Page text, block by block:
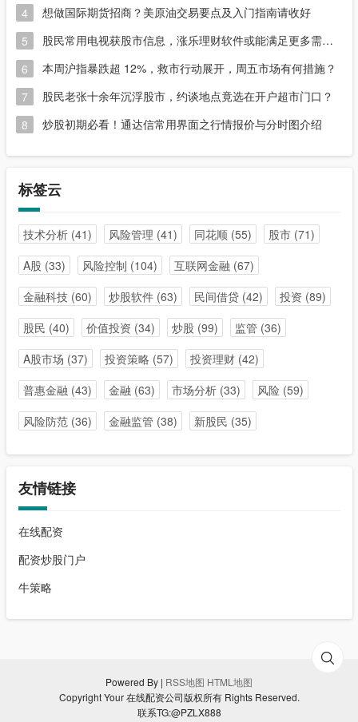
4
想做国际期货招商？美原油交易要点及入门指南请收好
5
股民常用电视获股市信息，涨乐理财软件或能满足更多需求？
6
本周沪指暴跌超 12%，救市行动展开，周五市场有何措施？
7
股民老张十余年沉浮股市，约谈地点竟选在开户超市门口？
8
炒股初期必看！通达信常用界面之行情报价与分时图介绍
标签云
技术分析(41) 风险管理 (41) 同花顺(55) 股市(71)
A股 (33) 风险控制 (104) 互联网金融 (67)
金融科技(60) 炒股软件(63) 民间借贷(42) 投资 (89)
股民 (40) 价值投资 (34) 炒股 (99) 监管 (36)
A股市场 (37) 投资策略 (57) 投资理财(42)
普惠金融 (43) 金融 (63) 市场分析(33) 风险(59)
风险防范(36) 金融监管 (38) 新股民 (35)
友情链接
在线配资
配资炒股门户
牛策略
Powered By | RSS地图 HTML地图
Copyright Your 在线配资公司版权所有 Rights Reserved.
联系TG:@PZLX888